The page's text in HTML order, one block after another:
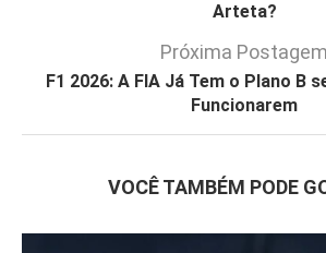
Arteta?
Próxima Postagem
F1 2026: A FIA Já Tem o Plano B
Funcionarem
VOCÊ TAMBÉM PODE